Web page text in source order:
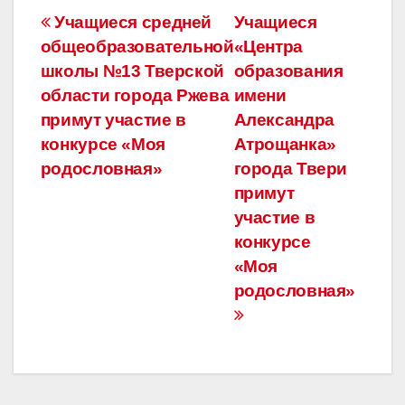
Навигация
по
записям
Учащиеся
«Центра
образования
имени
Александра
Атрощанка»
города Твери
примут
участие в
конкурсе
«Моя
родословная»
Учащиеся средней
общеобразовательной
школы №13 Тверской
области города Ржева
примут участие в
конкурсе «Моя
родословная»